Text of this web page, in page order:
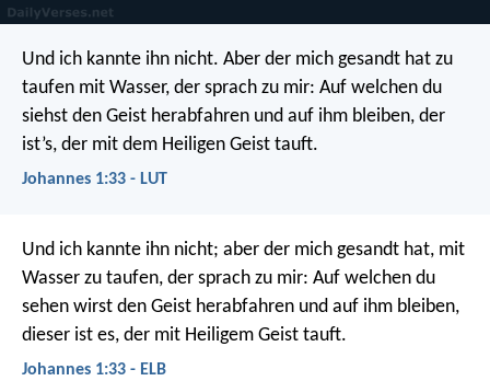
Und ich kannte ihn nicht. Aber der mich gesandt hat zu
taufen mit Wasser, der sprach zu mir: Auf welchen du
siehst den Geist herabfahren und auf ihm bleiben, der
ist’s, der mit dem Heiligen Geist tauft.
Johannes 1:33 - LUT
Und ich kannte ihn nicht; aber der mich gesandt hat, mit
Wasser zu taufen, der sprach zu mir: Auf welchen du
sehen wirst den Geist herabfahren und auf ihm bleiben,
dieser ist es, der mit Heiligem Geist tauft.
Johannes 1:33 - ELB